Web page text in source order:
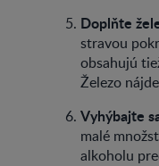
Doplňte
stravou
obsahujú
Železo
Vyhýbajte
malé
alkoholu